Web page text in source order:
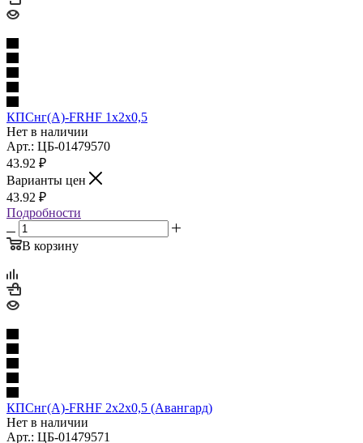
КПСнг(А)-FRHF 1х2х0,5
Нет в наличии
Арт.: ЦБ-01479570
43.92 ₽
Варианты цен
43.92 ₽
Подробности
В корзину
КПСнг(А)-FRHF 2х2х0,5 (Авангард)
Нет в наличии
Арт.: ЦБ-01479571